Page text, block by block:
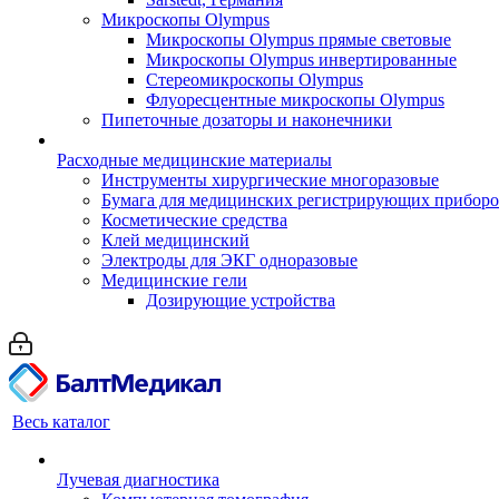
Микроскопы Olympus
Микроскопы Olympus прямые световые
Микроскопы Olympus инвертированные
Стереомикроскопы Olympus
Флуоресцентные микроскопы Olympus
Пипеточные дозаторы и наконечники
Расходные медицинские материалы
Инструменты хирургические многоразовые
Бумага для медицинских регистрирующих
Косметические средства
Клей медицинский
Электроды для ЭКГ одноразовые
Медицинские гели
Дозирующие устройства
Весь каталог
Лучевая диагностика